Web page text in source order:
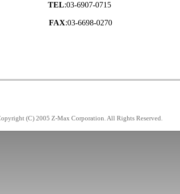
TEL:03-6907-0715
FAX:03-6698-0270
(C) 2005 Z-Max Corporation. All Rights Reserved.